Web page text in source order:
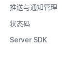
推送与通知管理
状态码
Server SDK